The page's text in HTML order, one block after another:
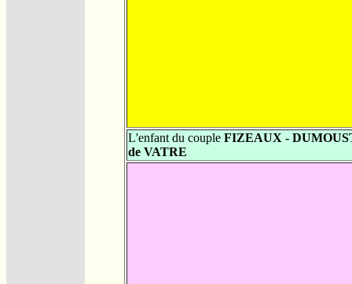
L'enfant du couple FIZEAUX -
de VATRE